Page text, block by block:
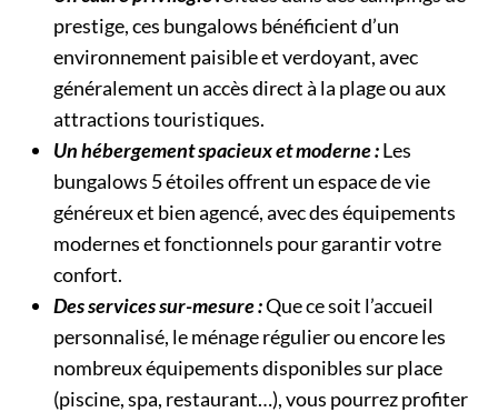
prestige, ces bungalows bénéficient d’un
environnement paisible et verdoyant, avec
généralement un accès direct à la plage ou aux
attractions touristiques.
Un hébergement spacieux et moderne :Les
bungalows 5 étoiles offrent un espace de vie
généreux et bien agencé, avec des équipements
modernes et fonctionnels pour garantir votre
confort.
Des services sur-mesure :Que ce soit l’accueil
personnalisé, le ménage régulier ou encore les
nombreux équipements disponibles sur place
(piscine, spa, restaurant…), vous pourrez profiter